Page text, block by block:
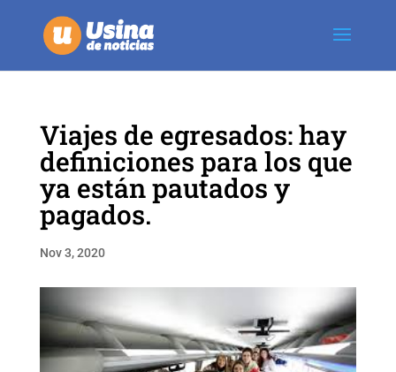
Viajes de egresados: hay
definiciones para los que
ya están pautados y
pagados.
Nov 3, 2020